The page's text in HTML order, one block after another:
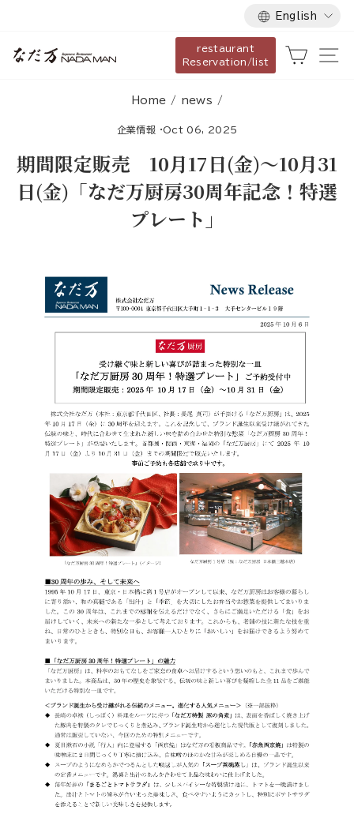
content
Language
English
restaurant
Reservation/list
Cart
Home / news /
企業情報 ·Oct 06, 2025
期間限定販売 10月17日(金)～10月31
日(金)「なだ万厨房30周年記念！特選
プレート」